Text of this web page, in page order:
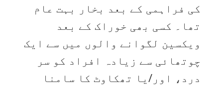
کی فراہمی کے بعد بخار بہت عام
تھا۔ کسی بھی خوراک کے بعد
ویکسین لگوانے والوں میں سے ایک
چوتھائی سے زیادہ افراد کو سر
درد، اور/یا تھکاوٹ کا سامنا